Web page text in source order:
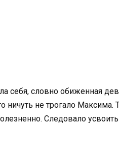
себя, словно обиженная
ничуть не трогало Максима.
Следовало